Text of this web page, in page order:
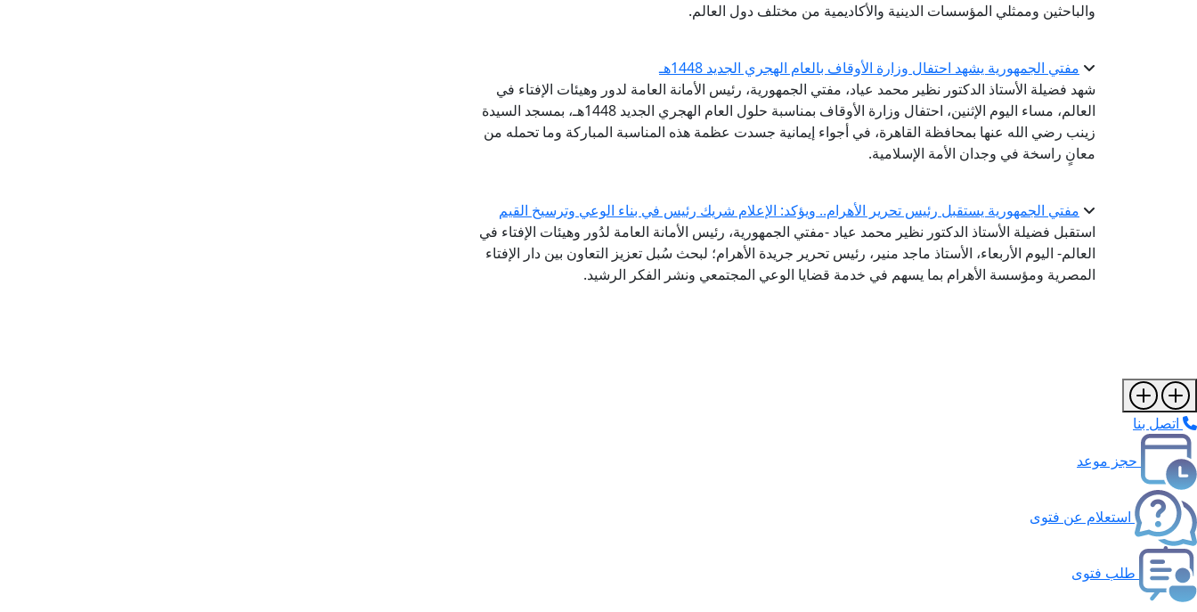
والباحثين وممثلي المؤسسات الدينية والأكاديمية من مختلف دول العالم.
مفتي الجمهورية يشهد احتفال وزارة الأوقاف بالعام الهجري الجديد 1448هـ
شهد فضيلة الأستاذ الدكتور نظير محمد عياد، مفتي الجمهورية، رئيس الأمانة العامة لدور وهيئات الإفتاء في
العالم، مساء اليوم الإثنين، احتفال وزارة الأوقاف بمناسبة حلول العام الهجري الجديد 1448هـ، بمسجد السيدة
زينب رضي الله عنها بمحافظة القاهرة، في أجواء إيمانية جسدت عظمة هذه المناسبة المباركة وما تحمله من
معانٍ راسخة في وجدان الأمة الإسلامية.
مفتي الجمهورية يستقبل رئيس تحرير الأهرام.. ويؤكد: الإعلام شريك رئيس في بناء الوعي وترسيخ القيم
استقبل فضيلة الأستاذ الدكتور نظير محمد عياد -مفتي الجمهورية، رئيس الأمانة العامة لدُور وهيئات الإفتاء في
العالم- اليوم الأربعاء، الأستاذ ماجد منير، رئيس تحرير جريدة الأهرام؛ لبحث سُبل تعزيز التعاون بين دار الإفتاء
المصرية ومؤسسة الأهرام بما يسهم في خدمة قضايا الوعي المجتمعي ونشر الفكر الرشيد.
اتصل بنا
حجز موعد
استعلام عن فتوى
طلب فتوى